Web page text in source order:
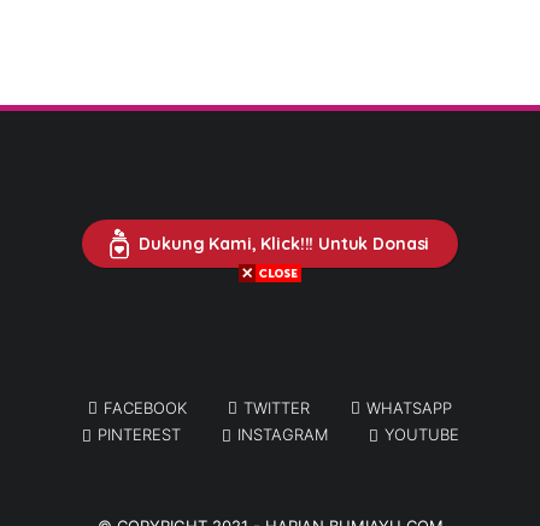
Dukung Kami, Klick!!! Untuk Donasi
FACEBOOK TWITTER
WHATSAPP
PINTEREST
INSTAGRAM YOUTUBE